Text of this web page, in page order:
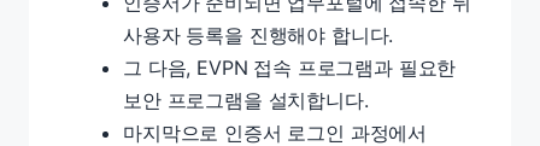
사용자 등록을 진행해야 합니다.
그 다음, EVPN 접속 프로그램과 필요한
보안 프로그램을 설치합니다.
마지막으로 인증서 로그인 과정에서